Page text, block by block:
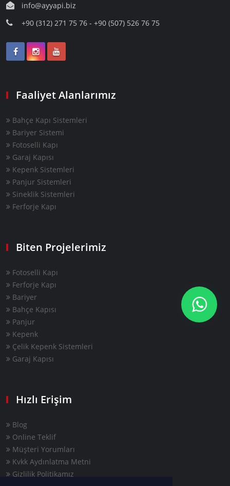
info@ayyapi.biz
+90 (312) 271 75 76 - +90 (507) 526 76 75
Faaliyet Alanlarımız
Bahçe Kapı Sistemleri
Bariyer Sistemi
Fotoselli Kapı
Garaj Kapısı
Kepenk Sistemleri
Panjur Sistemleri
Sineklik Sistemleri
Ferforje Kapı
Biten Projelerimiz
Fotoselli Kapı
Ferforje Kapı
Bariyer
Bahçe Kapısı
Panjur
Kepenk
Çelik Kepenk Sistemleri
Garaj Kapısı
Hızlı Erişim
Blog
Online Teklif
Müşteri Yorumları
Kvkk Aydınlatma Metni
Gizlilik Politikamız